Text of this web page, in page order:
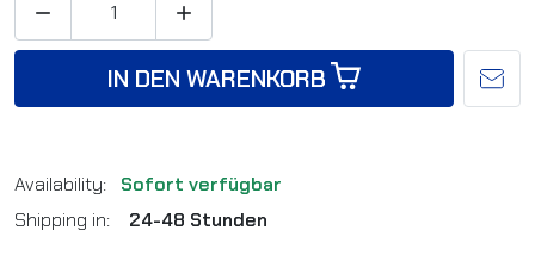
 
IN DEN WARENKORB
Availability:
Sofort verfügbar
Shipping in:
24-48 Stunden